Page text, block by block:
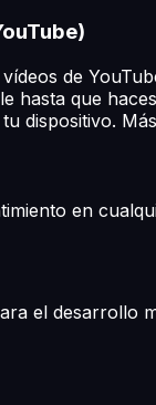
de
hasta que
dispositivo.
en
el desarrollo